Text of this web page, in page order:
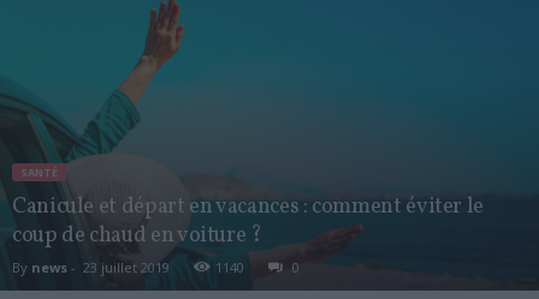
SANTÉ
Canicule et départ en vacances : comment éviter le
coup de chaud en voiture ?
By news - 23 juillet 2019 1140 0